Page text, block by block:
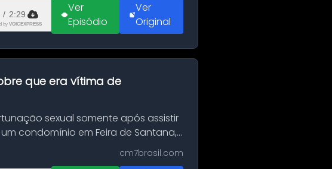
/ 2:29
by VOICEXPRESS
Ver
Episódio
Ver
Original
que era vítima de
sexual somente após assistir
condomínio em Feira de Santana,
cm7brasil.com